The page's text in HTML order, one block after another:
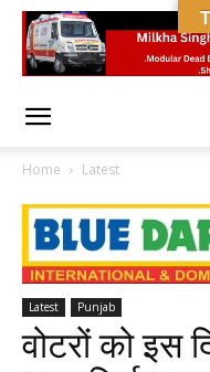
Home Latest
Latest Punjab
वोटरों को इस